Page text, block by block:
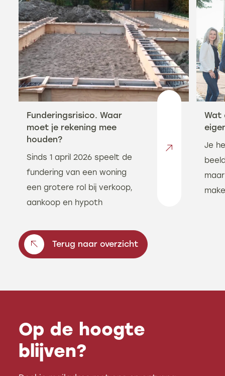
Funderingsrisico. Waar
moet je rekening mee
houden?
Sinds 1 april 2026 speelt de
fundering van een woning
een grotere rol bij verkoop,
aankoop en hypoth
Wat
Je
Terug naar overzicht
Op de hoogte
blijven?